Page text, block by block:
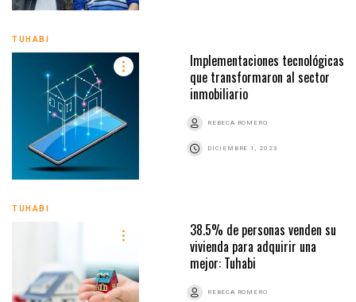
TUHABI
Implementaciones tecnológicas
que transformaron al sector
inmobiliario
REBECA ROMERO
DICIEMBRE 1, 2023
TUHABI
38.5% de personas venden su
vivienda para adquirir una
mejor: Tuhabi
REBECA ROMERO